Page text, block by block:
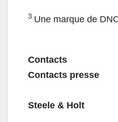
3 Une marque de
Contacts
Contacts presse
Steele & Holt